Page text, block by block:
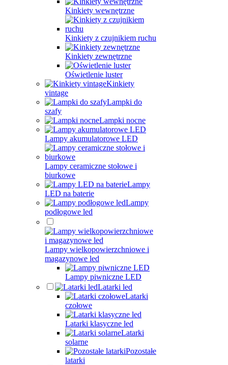
Kinkiety wewnętrzne
Kinkiety z czujnikiem ruchu
Kinkiety zewnętrzne
Oświetlenie luster
Kinkiety
vintage
Lampki do
szafy
Lampki nocne
Lampy akumulatorowe LED
Lampy ceramiczne stołowe i
biurkowe
Lampy
LED na baterie
Lampy
podłogowe led
Lampy wielkopowierzchniowe i
magazynowe led
Lampy piwniczne LED
Latarki led
Latarki
czołowe
Latarki klasyczne led
Latarki
solarne
Pozostałe
latarki